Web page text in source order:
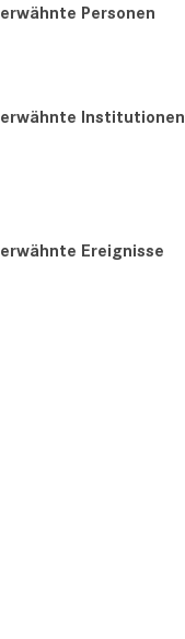
erwähnte Personen
erwähnte Institutionen
erwähnte Ereignisse